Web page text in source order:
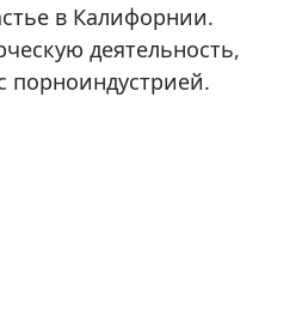
в Калифорнии.
деятельность,
порноиндустрией.